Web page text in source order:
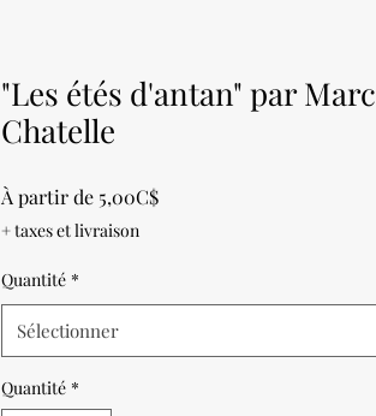
"Les étés d'antan" par Marc
Chatelle
À partir de 5,00C$Prix
+ taxes et livraison
Quantité *
Sélectionner
Quantité *